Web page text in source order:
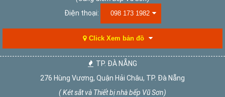
Điện thoại:
098 173 1982
Click Xem bản đồ
TP. ĐÀ NẴNG
276 Hùng Vương, Quận Hải Châu, TP. Đà Nẵng
( Két sắt và Thiết bị nhà bếp Vũ Sơn)